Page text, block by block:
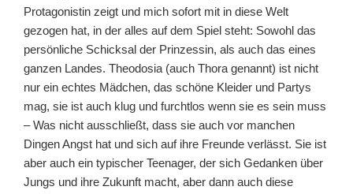
Protagonistin zeigt und mich sofort mit in diese Welt
gezogen hat, in der alles auf dem Spiel steht: Sowohl das
persönliche Schicksal der Prinzessin, als auch das eines
ganzen Landes. Theodosia (auch Thora genannt) ist nicht
nur ein echtes Mädchen, das schöne Kleider und Partys
mag, sie ist auch klug und furchtlos wenn sie es sein muss
– Was nicht ausschließt, dass sie auch vor manchen
Dingen Angst hat und sich auf ihre Freunde verlässt. Sie ist
aber auch ein typischer Teenager, der sich Gedanken über
Jungs und ihre Zukunft macht, aber dann auch diese